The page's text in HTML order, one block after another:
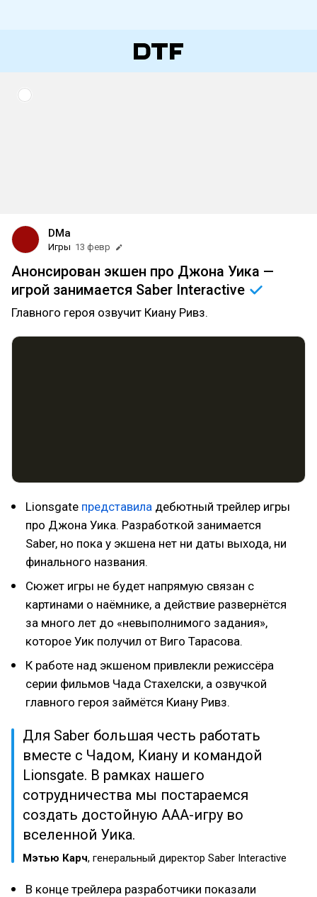
DMa
Игры 13 февр
Анонсирован экшен про Джона Уика —
игрой занимается Saber Interactive
Главного героя озвучит Киану Ривз.
Lionsgate представила дебютный трейлер игры
про Джона Уика. Разработкой занимается
Saber, но пока у экшена нет ни даты выхода, ни
финального названия.
Сюжет игры не будет напрямую связан с
картинами о наёмнике, а действие развернётся
за много лет до «невыполнимого задания»,
которое Уик получил от Виго Тарасова.
К работе над экшеном привлекли режиссёра
серии фильмов Чада Стахелски, а озвучкой
главного героя займётся Киану Ривз.
Для Saber большая честь работать
вместе с Чадом, Киану и командой
Lionsgate. В рамках нашего
сотрудничества мы постараемся
создать достойную AAA-игру во
вселенной Уика.
Мэтью Карч, генеральный директор Saber Interactive
В конце трейлера разработчики показали